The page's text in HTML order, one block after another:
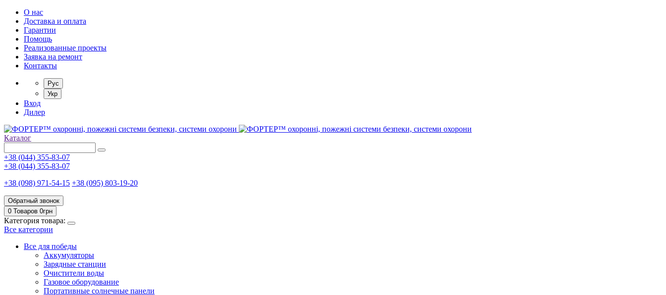
О нас
Доставка и оплата
Гарантии
Помощь
Реализованные проекты
Заявка на ремонт
Контакты
Рус
Укр
Вход
Дилер
Каталог
+38 (044) 355-83-07
+38 (044) 355-83-07
+38 (098) 971-54-15 +38 (095) 803-19-20
Обратный звонок
0 Товаров 0грн
Категория товара:
Все категории
Все для победы
Аккумуляторы
Зарядные станции
Очистители воды
Газовое оборудование
Портативные солнечные панели